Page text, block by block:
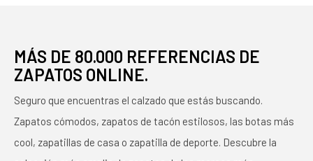
MÁS DE 80.000 REFERENCIAS DE
ZAPATOS ONLINE.
Seguro que encuentras el calzado que estás buscando.
Zapatos cómodos, zapatos de tacón estilosos, las botas más
cool, zapatillas de casa o zapatilla de deporte. Descubre la